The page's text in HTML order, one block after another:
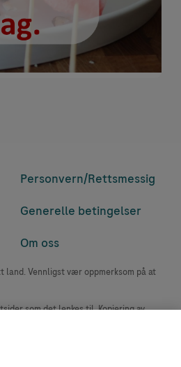
Personvern/Rettsmessig
Generelle betingelser
Om oss
Vennligst vær oppmerksom på at
som det lenkes til. Kopiering av